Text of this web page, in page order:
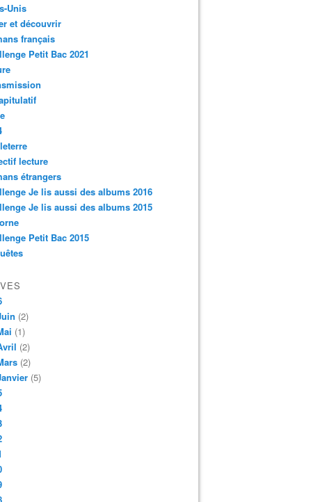
Unis
et découvrir
français
Petit Bac 2021
lecture
étrangers
Je lis aussi des albums 2016
Je lis aussi des albums 2015
Petit Bac 2015
(2)
(1)
(2)
(2)
(5)